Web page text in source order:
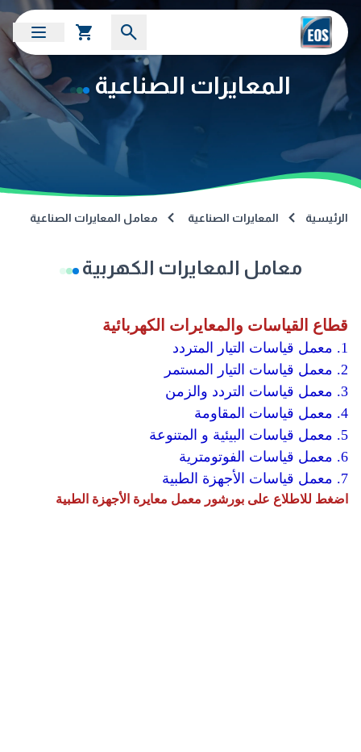
المعايرات الصناعية
الرئيسية المعايرات الصناعية معامل المعايرات الصناعية
معامل المعايرات الكهربية
قطاع القياسات والمعايرات الكهربائية
1. معمل قياسات التيار المتردد
2. معمل قياسات التيار المستمر
3. معمل قياسات التردد والزمن
4. معمل قياسات المقاومة
5. معمل قياسات البيئية و المتنوعة
6. معمل قياسات الفوتومترية
7. معمل قياسات الأجهزة الطبية
اضغط للاطلاع على بورشور معمل معايرة الأجهزة الطبية